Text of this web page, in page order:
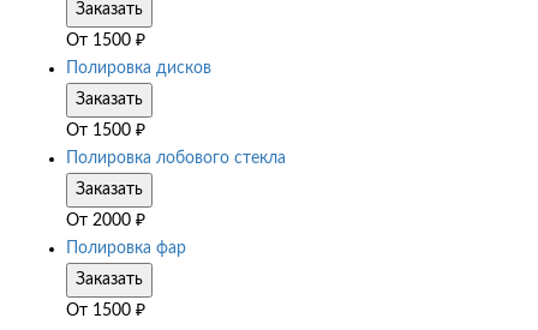
Заказать
От 1500 ₽
Полировка дисков
Заказать
От 1500 ₽
Полировка лобового стекла
Заказать
От 2000 ₽
Полировка фар
Заказать
От 1500 ₽